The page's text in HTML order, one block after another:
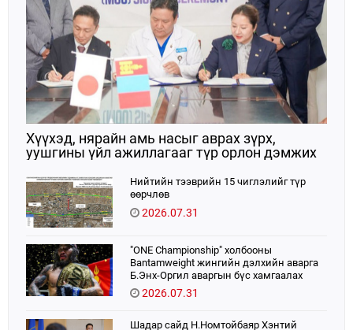
Хүүхэд, нярайн амь насыг аврах зүрх,
уушгины үйл ажиллагааг түр орлон дэмжих
Нийтийн тээврийн 15 чиглэлийг түр
өөрчлөв
2026.07.31
"ONE Championship" холбооны
Bantamweight жингийн дэлхийн аварга
Б.Энх-Оргил аваргын бүс хамгаалах
тулаанаа өнөөдөр хийнэ.
2026.07.31
Шадар сайд Н.Номтойбаяр Хэнтий